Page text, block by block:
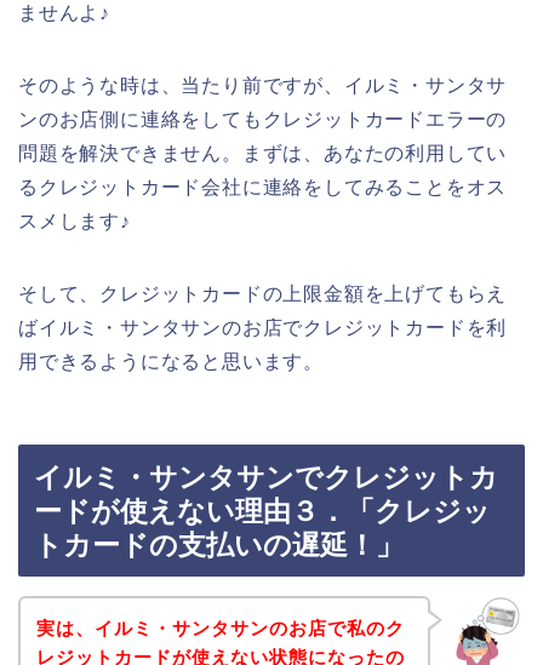
ませんよ♪
そのような時は、当たり前ですが、イルミ・サンタサ
ンのお店側に連絡をしてもクレジットカードエラーの
問題を解決できません。まずは、あなたの利用してい
るクレジットカード会社に連絡をしてみることをオス
スメします♪
そして、クレジットカードの上限金額を上げてもらえ
ばイルミ・サンタサンのお店でクレジットカードを利
用できるようになると思います。
イルミ・サンタサンでクレジットカ
ードが使えない理由３．「クレジッ
トカードの支払いの遅延！」
実は、イルミ・サンタサンのお店で私のク
レジットカードが使えない状態になったの